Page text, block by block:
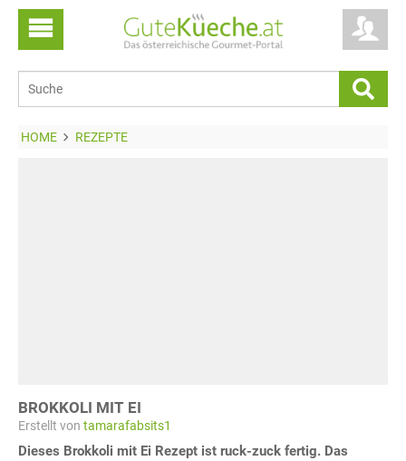
HOME REZEPTE
BROKKOLI MIT EI
Erstellt von tamarafabsits1
Dieses Brokkoli mit Ei Rezept ist ruck-zuck fertig. Das